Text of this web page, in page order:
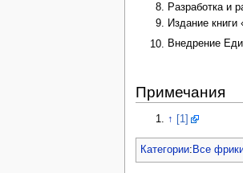
Разработка и
Издание
Внедрение
Примечания
↑ [1]
Категории: Все